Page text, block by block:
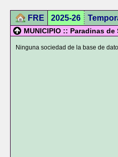
FRE 2025-26
MUNICIPIO :: Paradinas de
Ninguna sociedad de la base de